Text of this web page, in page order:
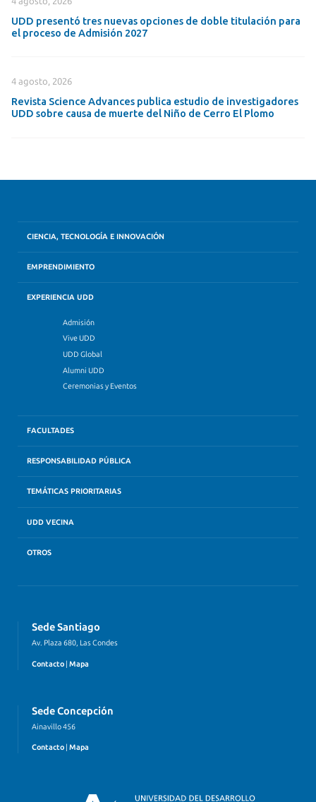
UDD presentó tres nuevas opciones de doble titulación para
el proceso de Admisión 2027
4 agosto, 2026
Revista Science Advances publica estudio de investigadores
UDD sobre causa de muerte del Niño de Cerro El Plomo
CIENCIA, TECNOLOGÍA E INNOVACIÓN
EMPRENDIMIENTO
EXPERIENCIA UDD
Admisión
Vive UDD
UDD Global
Alumni UDD
Ceremonias y Eventos
FACULTADES
RESPONSABILIDAD PÚBLICA
TEMÁTICAS PRIORITARIAS
UDD VECINA
OTROS
Sede Santiago
Av. Plaza 680, Las Condes
Contacto | Mapa
Sede Concepción
Ainavillo 456
Contacto Mapa